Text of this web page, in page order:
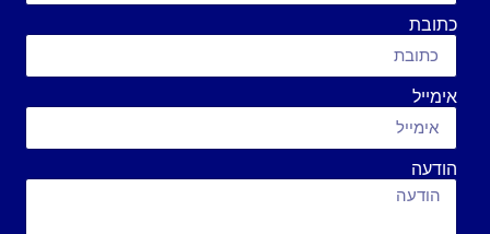
כתובת
אימייל
הודעה